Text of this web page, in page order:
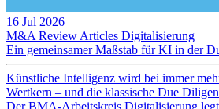
16 Jul 2026
M&A Review Articles Digitalisierung
Ein gemeinsamer Maßstab für KI in der
Künstliche Intelligenz wird bei immer
Wertkern – und die klassische Due